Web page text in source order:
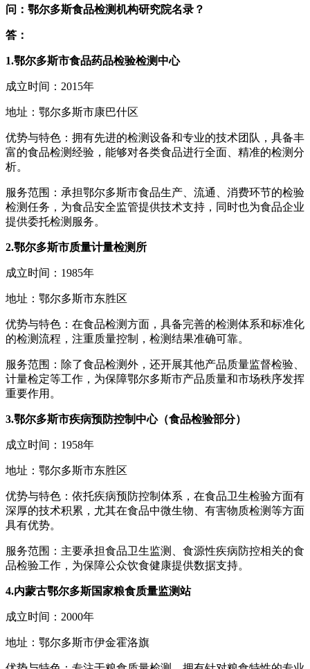
问：鄂尔多斯食品检测机构研究院名录？
答：
1.鄂尔多斯市食品药品检验检测中心
成立时间：2015年
地址：鄂尔多斯市康巴什区
优势与特色：拥有先进的检测设备和专业的技术团队，具备丰
富的食品检测经验，能够对各类食品进行全面、精准的检测分
析。
服务范围：承担鄂尔多斯市食品生产、流通、消费环节的检验
检测任务，为食品安全监管提供技术支持，同时也为食品企业
提供委托检测服务。
2.鄂尔多斯市质量计量检测所
成立时间：1985年
地址：鄂尔多斯市东胜区
优势与特色：在食品检测方面，具备完善的检测体系和标准化
的检测流程，注重质量控制，检测结果准确可靠。
服务范围：除了食品检测外，还开展其他产品质量监督检验、
计量检定等工作，为保障鄂尔多斯市产品质量和市场秩序发挥
重要作用。
3.鄂尔多斯市疾病预防控制中心（食品检验部分）
成立时间：1958年
地址：鄂尔多斯市东胜区
优势与特色：依托疾病预防控制体系，在食品卫生检验方面有
深厚的技术积累，尤其在食品中微生物、有害物质检测等方面
具有优势。
服务范围：主要承担食品卫生监测、食源性疾病防控相关的食
品检验工作，为保障公众饮食健康提供数据支持。
4.内蒙古鄂尔多斯国家粮食质量监测站
成立时间：2000年
地址：鄂尔多斯市伊金霍洛旗